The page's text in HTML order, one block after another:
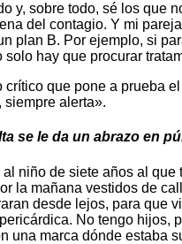
y, sobre todo, sé los que
del contagio. Y mi
plan B. Por ejemplo, si
hay que procurar
crítico que pone a prueba
siempre alerta».
se le da un abrazo en
niño de siete años al
la mañana vestidos de
desde lejos, para que
No tengo hijos,
una marca dónde estaba